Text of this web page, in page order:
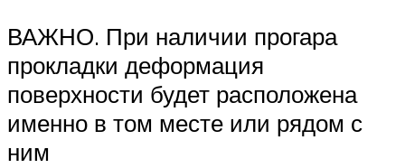
ВАЖНО. При наличии прогара
прокладки деформация
поверхности будет расположена
именно в том месте или рядом с
ним